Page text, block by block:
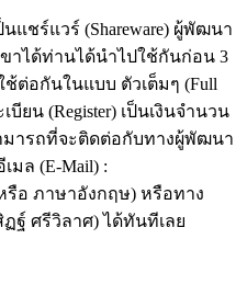
ชร์แวร์ (Shareware) ผู้พัฒนา
เขาได้ท่านได้นำไปใช้กันก่อน 3
ต่อกันในแบบ ตัวเต็มๆ (Full
บียน (Register) เป็นเงินจำนวน
ารถที่จะติดต่อกับทางผู้พัฒนา
มล (E-Mail) :
หรือ ภาษาอังกฤษ) หรือทาง
ฏฐ์ ศรีวิลาศ) ได้ทันทีเลย